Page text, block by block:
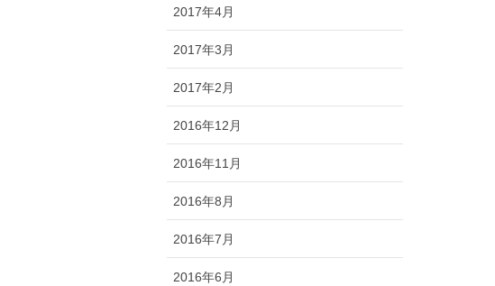
2017年4月
2017年3月
2017年2月
2016年12月
2016年11月
2016年8月
2016年7月
2016年6月